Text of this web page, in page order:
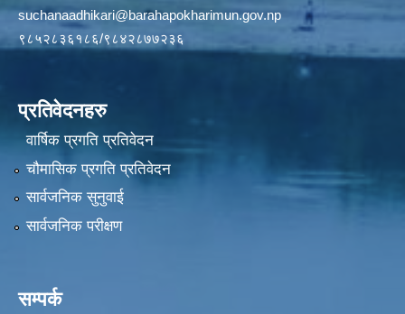
suchanaadhikari@barahapokharimun.gov.np
९८५२८३६१८६/९८४२८७७२३६
प्रतिवेदनहरु
वार्षिक प्रगति प्रतिवेदन
चौमासिक प्रगति प्रतिवेदन
सार्वजनिक सुनुवाई
सार्वजनिक परीक्षण
सम्पर्क